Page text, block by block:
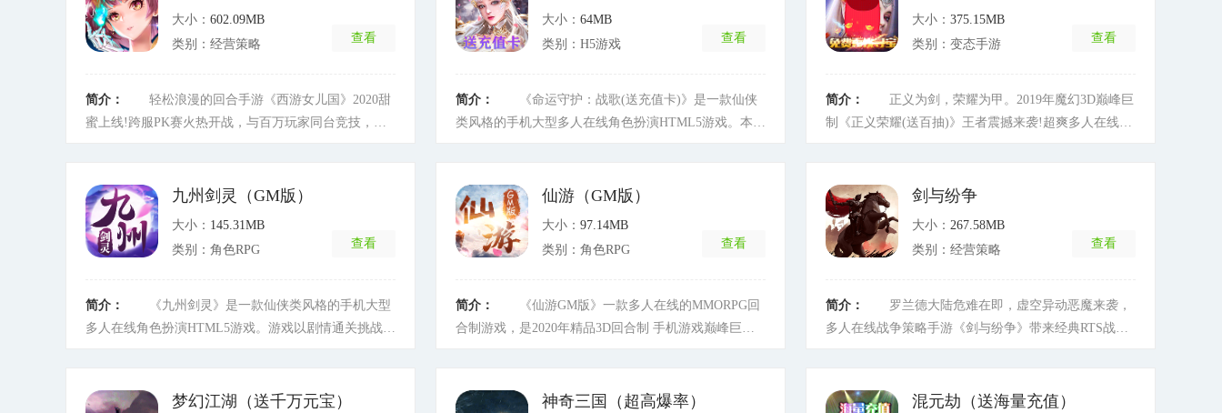
我的江湖轶事！
戏内外，都为您提供不一样的享受，一个不一样的蜀山
修仙世界，等你来战！
大小： 602.09MB
类别：经营策略
查看
简介：
轻松浪漫的回合手游《西游女儿国》2020甜
蜜上线!跨服PK赛火热开战，与百万玩家同台竞技，实
美、八十一难等60余种玩法，为你打造立体社交;更有一
键减负、离线挂机，高概率合极品等良心机制，让你不
花钱也可以玩得爽!福利全面升级，7天送【SS级珍
兽】，累计活跃值免费领最新神兽!
大小： 64MB
类别：H5游戏
查看
简介：
《命运守护：战歌(送充值卡)》是一款仙侠
类风格的手机大型多人在线角色扮演HTML5游戏。本游
让玩家切身体会到一个炫丽庞大的玄幻仙侠世界。绝美
女神相伴，超萌精灵跟随，精美酷炫神翼，驾驭无敌飞
剑，超强法宝护身，尽情刷副本、砍BOSS、屠首领、
闯秘境、镇压魔神，争夺天下第一，成为最强皇者，踏
大小： 375.15MB
类别：变态手游
查看
简介：
正义为剑，荣耀为甲。2019年魔幻3D巅峰巨
制《正义荣耀(送百抽)》王者震撼来袭!超爽多人在线挂
百变的宠物，打造专属的个性搭配;丰富海量的强力装备
和专属技能，运用你的战术和策略，打造最强的传奇战
士。四大职业、自由PK、无限挂机、BOSS争夺、跨服
乱斗、公会战玩法让你的荣耀生涯充满热血;狂拽酷炫称
的英姿永存荣耀大陆;人神魔三族海量英雄，等你来召
唤，打造你的英雄联盟，多变法阵，以凡人之力比肩神
九州剑灵（GM版）
大小： 145.31MB
类别：角色RPG
查看
简介：
《九州剑灵》是一款仙侠类风格的手机大型
多人在线角色扮演HTML5游戏。游戏以剧情通关挑战为
战BOSS、劫杀玩家、击杀首领、激斗武神台、无双皇
仙游（GM版）
大小： 97.14MB
类别：角色RPG
查看
简介：
《仙游GM版》一款多人在线的MMORPG回
合制游戏，是2020年精品3D回合制 手机游戏巅峰巨作!
与你并肩战斗!上线就送999999999元宝、满级VIP、无
剑与纷争
大小： 267.58MB
类别：经营策略
查看
简介：
罗兰德大陆危难在即，虚空异动恶魔来袭，
多人在线战争策略手游《剑与纷争》带来经典RTS战斗
略布阵更能以一敌十。征战各路名城，力战群英，成为
梦幻江湖（送千万元宝） 神奇三国（超高爆率） 混元劫（送海量充值）